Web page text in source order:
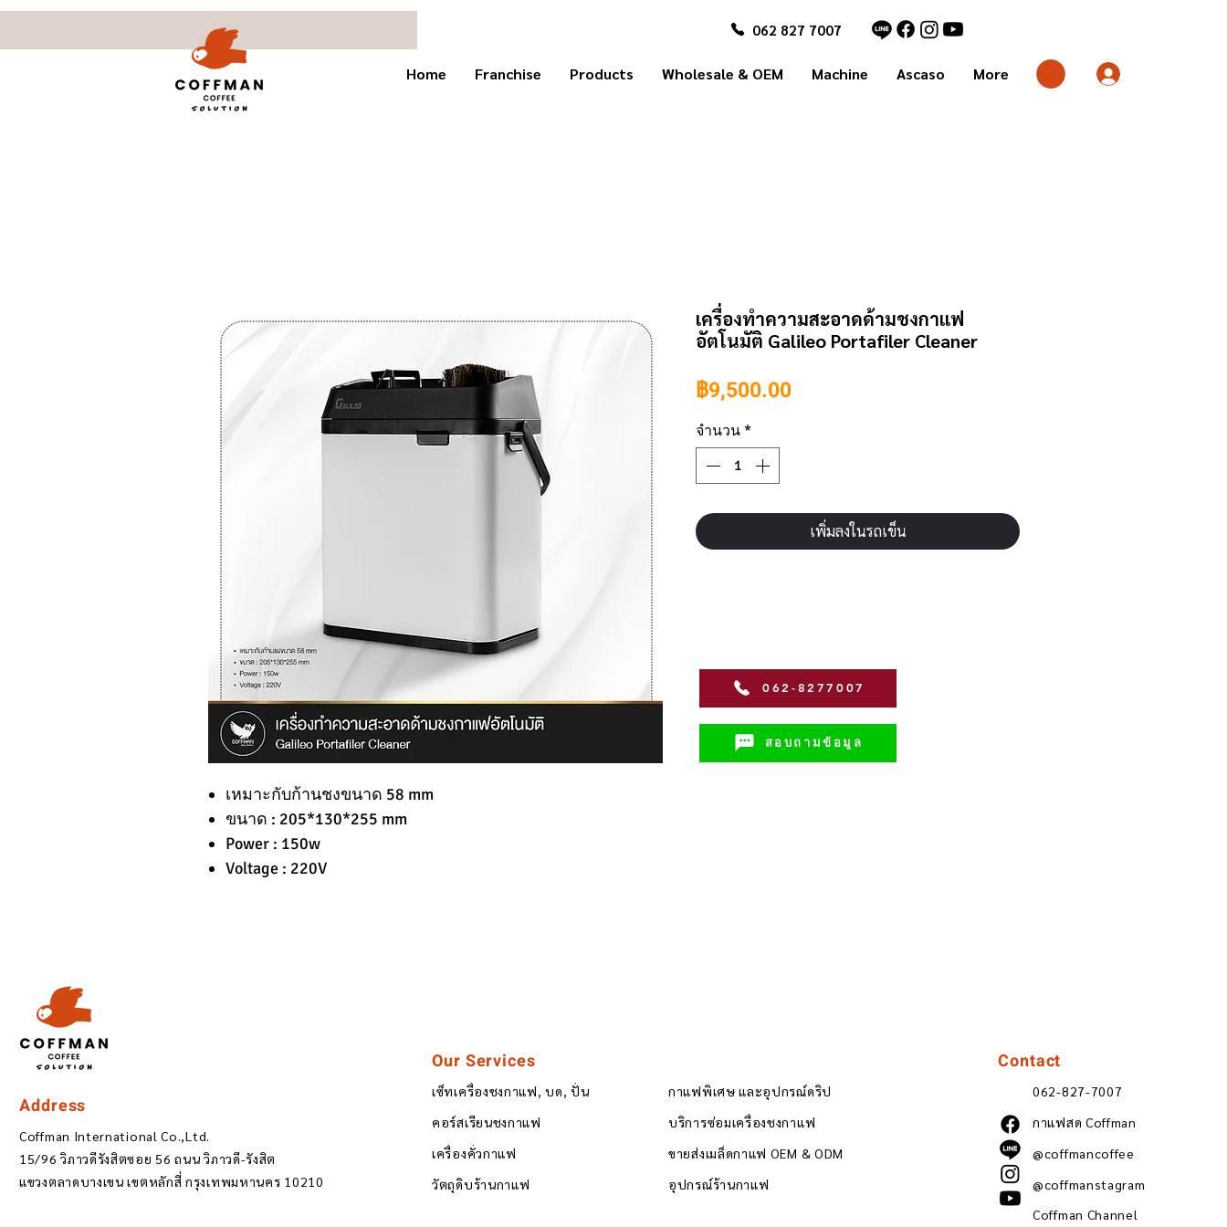
062 827 7007
Home Franchise Products Wholesale & OEM Machine Ascaso More
เหมาะกับก้านชงขนาด 58 mm
ขนาด : 205*130*255 mm
Power : 150w
Voltage : 220V
เครื่องทำความสะอาดด้ามชงกาแฟ
อัตโนมัติ Galileo Portafiler Cleaner
฿9,500.00ราคา
จำนวน *
เพิ่มลงในรถเข็น
สอบถามข้อมูล
062-8277007
Address
Coffman International Co.,Ltd.
15/96 วิภาวดีรังสิตซอย 56 ถนน วิภาวดี-รังสิต
แขวงตลาดบางเขน เขตหลักสี่ กรุงเทพมหานคร 10210
Our Services
เซ็ทเครื่องชงกาแฟ, บด, ปั่น
คอร์สเรียนชงกาแฟ
เครื่องคั่วกาแฟ
วัตถุดิบร้านกาแฟ
กาแฟพิเศษ และอุปกรณ์ดริป
บริการซ่อมเครื่องชงกาแฟ
ขายส่งเมล็ดกาแฟ OEM & ODM
อุปกรณ์ร้านกาแฟ
Contact
062-827-7007
กาแฟสด Coffman
@coffmancoffee
@coffmanstagram
Coffman Channel